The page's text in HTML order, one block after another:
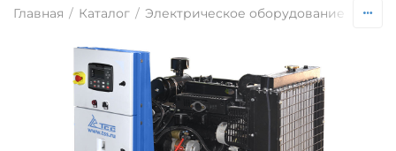
Главная / Каталог / Электрическое оборудование